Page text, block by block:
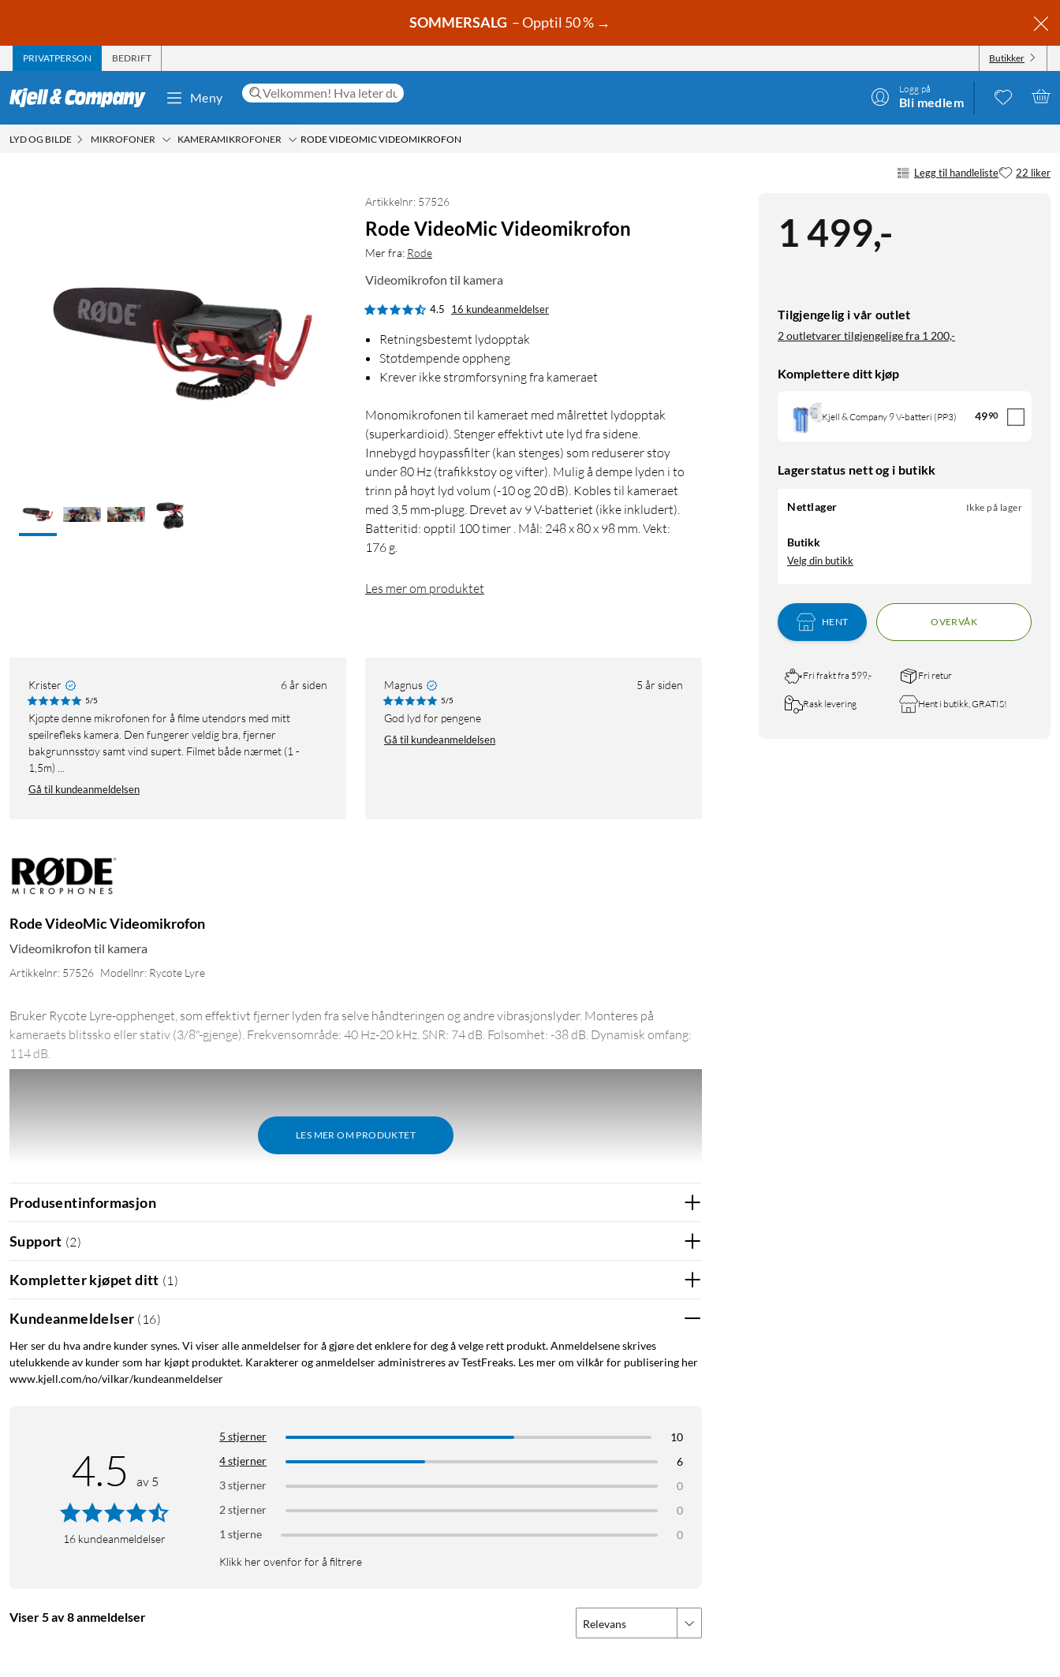
SOMMERSALG – Opptil 50 % →
PRIVATPERSON BEDRIFT Butikker
Meny
Logg på
Bli medlem
LYD OG BILDE MIKROFONER KAMERAMIKROFONER RODE VIDEOMIC VIDEOMIKROFON
Legg til handleliste 22 liker
1 499,-
Tilgjengelig i vår outlet
2 outletvarer tilgjengelige fra 1 200,-
Komplettere ditt kjøp
Kjell & Company 9 V-batteri (PP3) 4990
Lagerstatus nett og i butikk
Nettlager Ikke på lager
Butikk
Velg din butikk
HENT OVERVÅK
Fri frakt fra 599,- Fri retur
Rask levering Hent i butikk, GRATIS!
Artikkelnr: 57526
Rode VideoMic Videomikrofon
Mer fra: Rode
Videomikrofon til kamera
4.5 16 kundeanmeldelser
Retningsbestemt lydopptak
Støtdempende oppheng
Krever ikke strømforsyning fra kameraet
Monomikrofonen til kameraet med målrettet lydopptak
(superkardioid). Stenger effektivt ute lyd fra sidene.
Innebygd høypassfilter (kan stenges) som reduserer støy
under 80 Hz (trafikkstøy og vifter). Mulig å dempe lyden i to
trinn på høyt lyd volum (-10 og 20 dB). Kobles til kameraet
med 3,5 mm-plugg. Drevet av 9 V-batteriet (ikke inkludert).
Batteritid: opptil 100 timer . Mål: 248 x 80 x 98 mm. Vekt:
176 g.
Les mer om produktet
Krister 6 år siden
5/5
Kjøpte denne mikrofonen for å filme utendørs med mitt
speilrefleks kamera. Den fungerer veldig bra, fjerner
bakgrunnsstøy samt vind supert. Filmet både nærmet (1 -
1,5m) ...
Gå til kundeanmeldelsen
Magnus 5 år siden
5/5
God lyd for pengene
Gå til kundeanmeldelsen
Rode VideoMic Videomikrofon
Videomikrofon til kamera
Artikkelnr: 57526 Modellnr: Rycote Lyre
LES MER OM PRODUKTET
Bruker Rycote Lyre-opphenget, som effektivt fjerner lyden fra selve håndteringen og andre vibrasjonslyder. Monteres på
kameraets blitssko eller stativ (3/8"-gjenge). Frekvensområde: 40 Hz-20 kHz. SNR: 74 dB. Følsomhet: -38 dB. Dynamisk omfang:
114 dB.
Produsentinformasjon
Support (2)
Kompletter kjøpet ditt (1 )
Kundeanmeldelser ( 16)
Her ser du hva andre kunder synes. Vi viser alle anmeldelser for å gjøre det enklere for deg å velge rett produkt. Anmeldelsene skrives
utelukkende av kunder som har kjøpt produktet. Karakterer og anmeldelser administreres av TestFreaks. Les mer om vilkår for publisering her
www.kjell.com/no/vilkar/kundeanmeldelser
4.5 av 5
16 kundeanmeldelser
5 stjerner
10
4 stjerner
6
3 stjerner
0
2 stjerner
0
1 stjerne
0
Klikk her ovenfor for å filtrere
Viser 5 av 8 anmeldelser Relevans